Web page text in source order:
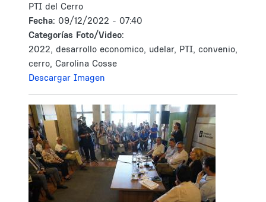
PTI del Cerro
Fecha: 09/12/2022 - 07:40
Categorías Foto/Video:
2022, desarrollo economico, udelar, PTI, convenio,
cerro, Carolina Cosse
Descargar Imagen